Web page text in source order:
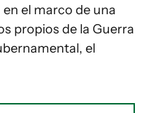
el marco de una
propios de la Guerra
el